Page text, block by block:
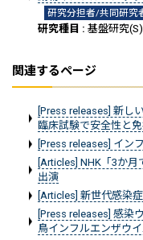
研究分担者/共同研究
研究種目 : 基盤研究
関連するページ
[Press releases] 新し
臨床試験で安全性と
[Press releases] イン
[Articles] NHK「3か
出演
[Articles] 新世代感染
[Press releases] 感染
鳥インフルエンザウ